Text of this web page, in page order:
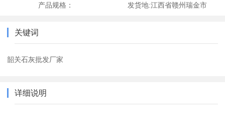
产品规格： 发货地:江西省赣州瑞金市
关键词
韶关石灰批发厂家
详细说明